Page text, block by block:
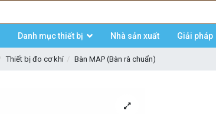
Danh mục thiết bị Nhà sản xuất Giải pháp
Thiết bị đo cơ khí Bàn MAP (Bàn rà chuẩn)